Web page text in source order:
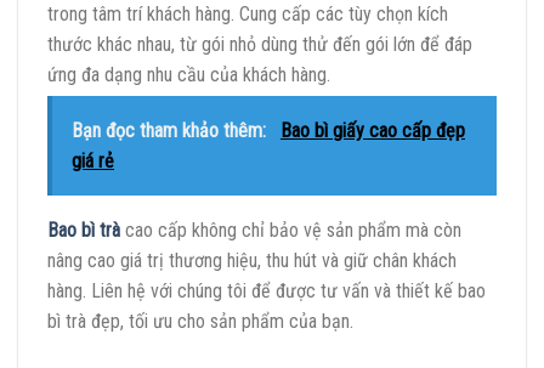
trong tâm trí khách hàng. Cung cấp các tùy chọn kích
thước khác nhau, từ gói nhỏ dùng thử đến gói lớn để đáp
ứng đa dạng nhu cầu của khách hàng.
Bạn đọc tham khảo thêm:
Bao bì giấy cao cấp đẹp
giá rẻ
Bao bì trà cao cấp không chỉ bảo vệ sản phẩm mà còn
nâng cao giá trị thương hiệu, thu hút và giữ chân khách
hàng. Liên hệ với chúng tôi để được tư vấn và thiết kế bao
bì trà đẹp, tối ưu cho sản phẩm của bạn.